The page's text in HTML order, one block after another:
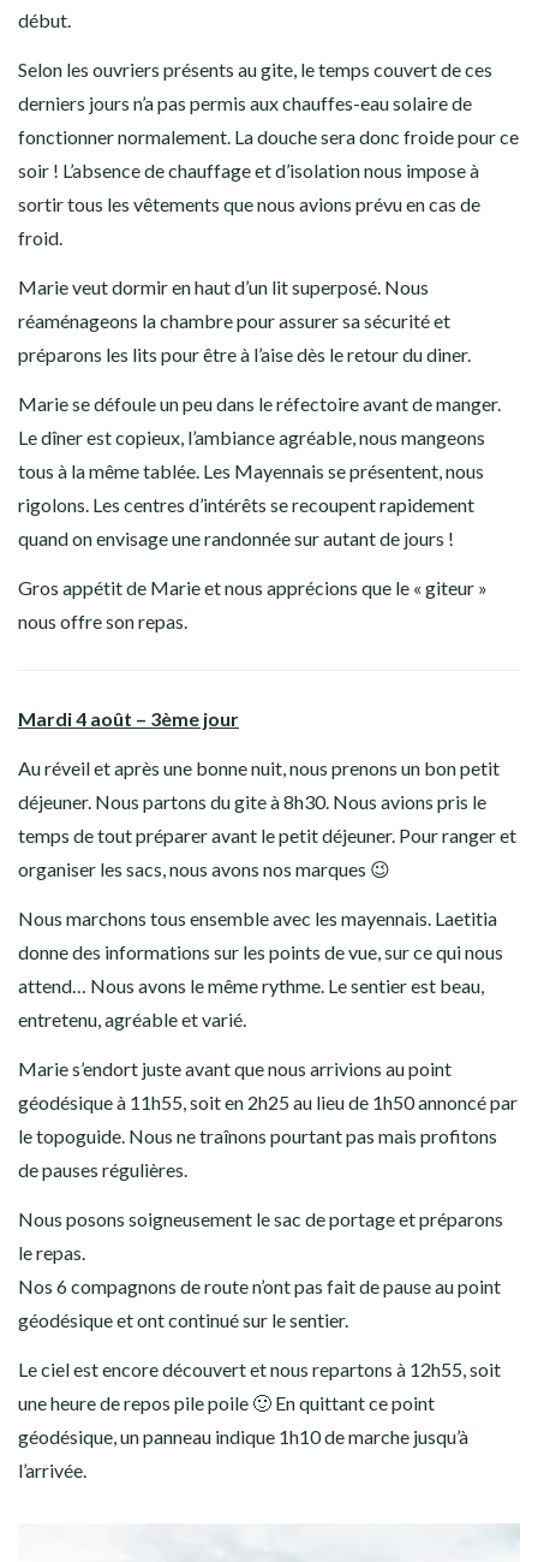
début.
Selon les ouvriers présents au gite, le temps couvert de ces
derniers jours n’a pas permis aux chauffes-eau solaire de
fonctionner normalement. La douche sera donc froide pour ce
soir ! L’absence de chauffage et d’isolation nous impose à
sortir tous les vêtements que nous avions prévu en cas de
froid.
Marie veut dormir en haut d’un lit superposé. Nous
réaménageons la chambre pour assurer sa sécurité et
préparons les lits pour être à l’aise dès le retour du diner.
Marie se défoule un peu dans le réfectoire avant de manger.
Le dîner est copieux, l’ambiance agréable, nous mangeons
tous à la même tablée. Les Mayennais se présentent, nous
rigolons. Les centres d’intérêts se recoupent rapidement
quand on envisage une randonnée sur autant de jours !
Gros appétit de Marie et nous apprécions que le « giteur »
nous offre son repas.
Mardi 4 août – 3ème jour
Au réveil et après une bonne nuit, nous prenons un bon petit
déjeuner. Nous partons du gite à 8h30. Nous avions pris le
temps de tout préparer avant le petit déjeuner. Pour ranger et
organiser les sacs, nous avons nos marques 😉
Nous marchons tous ensemble avec les mayennais. Laetitia
donne des informations sur les points de vue, sur ce qui nous
attend… Nous avons le même rythme. Le sentier est beau,
entretenu, agréable et varié.
Marie s’endort juste avant que nous arrivions au point
géodésique à 11h55, soit en 2h25 au lieu de 1h50 annoncé par
le topoguide. Nous ne traînons pourtant pas mais profitons
de pauses régulières.
Nous posons soigneusement le sac de portage et préparons
le repas.
Nos 6 compagnons de route n’ont pas fait de pause au point
géodésique et ont continué sur le sentier.
Le ciel est encore découvert et nous repartons à 12h55, soit
une heure de repos pile poile 🙂 En quittant ce point
géodésique, un panneau indique 1h10 de marche jusqu’à
l’arrivée.